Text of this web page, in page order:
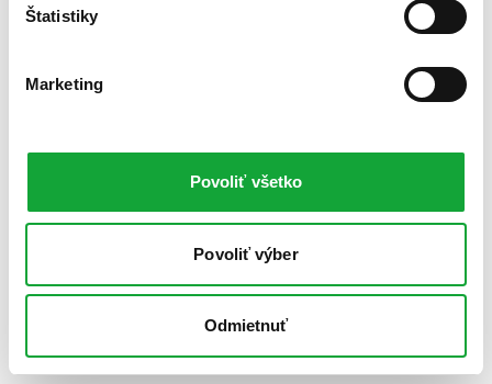
Štatistiky
Marketing
Povoliť všetko
Povoliť výber
Odmietnuť